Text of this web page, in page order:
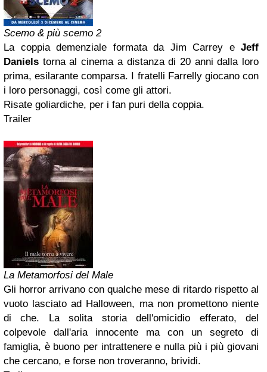
Scemo & più scemo 2
La coppia demenziale formata da Jim Carrey e Jeff
Daniels torna al cinema a distanza di 20 anni dalla loro
prima, esilarante comparsa. I fratelli Farrelly giocano con
i loro personaggi, così come gli attori.
Risate goliardiche, per i fan puri della coppia.
Trailer
La Metamorfosi del Male
Gli horror arrivano con qualche mese di ritardo rispetto al
vuoto lasciato ad Halloween, ma non promettono niente
di che. La solita storia dell'omicidio efferato, del
colpevole dall'aria innocente ma con un segreto di
famiglia, è buono per intrattenere e nulla più i più giovani
che cercano, e forse non troveranno, brividi.